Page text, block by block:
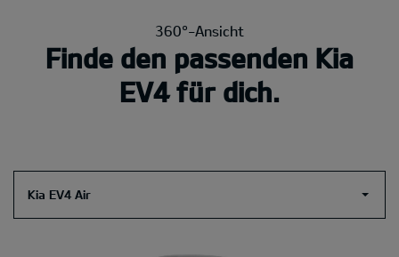
360°-Ansicht
Finde den passenden Kia
EV4 für dich.
Kia EV4 Air